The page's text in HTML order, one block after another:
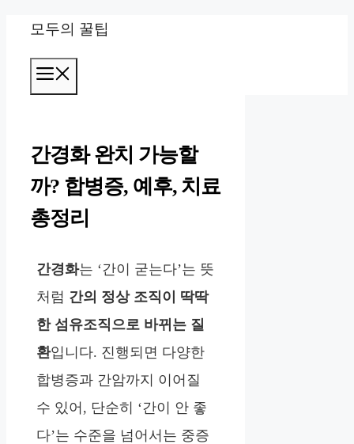
모두의 꿀팁
간경화 완치 가능할
까? 합병증, 예후, 치료
총정리
간경화는 ‘간이 굳는다’는 뜻
처럼 간의 정상 조직이 딱딱
한 섬유조직으로 바뀌는 질
환입니다. 진행되면 다양한
합병증과 간암까지 이어질
수 있어, 단순히 ‘간이 안 좋
다’는 수준을 넘어서는 중증